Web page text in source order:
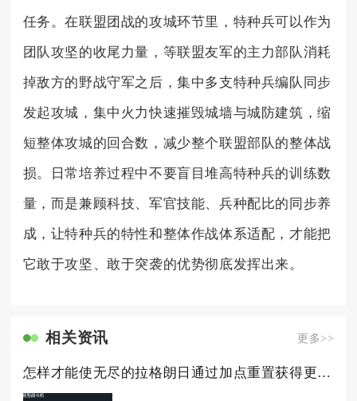
任务。在联盟团战的攻城环节里，特种兵可以作为
团队攻坚的收尾力量，等联盟友军的主力部队消耗
掉敌方的野战守军之后，集中多支特种兵编队同步
发起攻城，集中火力快速摧毁城墙与城防建筑，缩
短整体攻城的回合数，减少整个联盟部队的整体战
损。日常培养过程中不要盲目堆高特种兵的训练数
量，而是兼顾科技、军官技能、兵种配比的同步养
成，让特种兵的特性和整体作战体系适配，才能把
它敢于攻坚、敢于突袭的优势彻底发挥出来。
相关资讯 更多>>
怎样才能使无尽的拉格朗日通过加点重置获得更高的生存能力